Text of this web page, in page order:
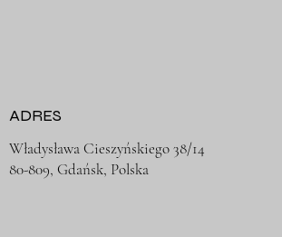
ADRES
Władysława Cieszyńskiego 38/14
80-809, Gdańsk, Polska